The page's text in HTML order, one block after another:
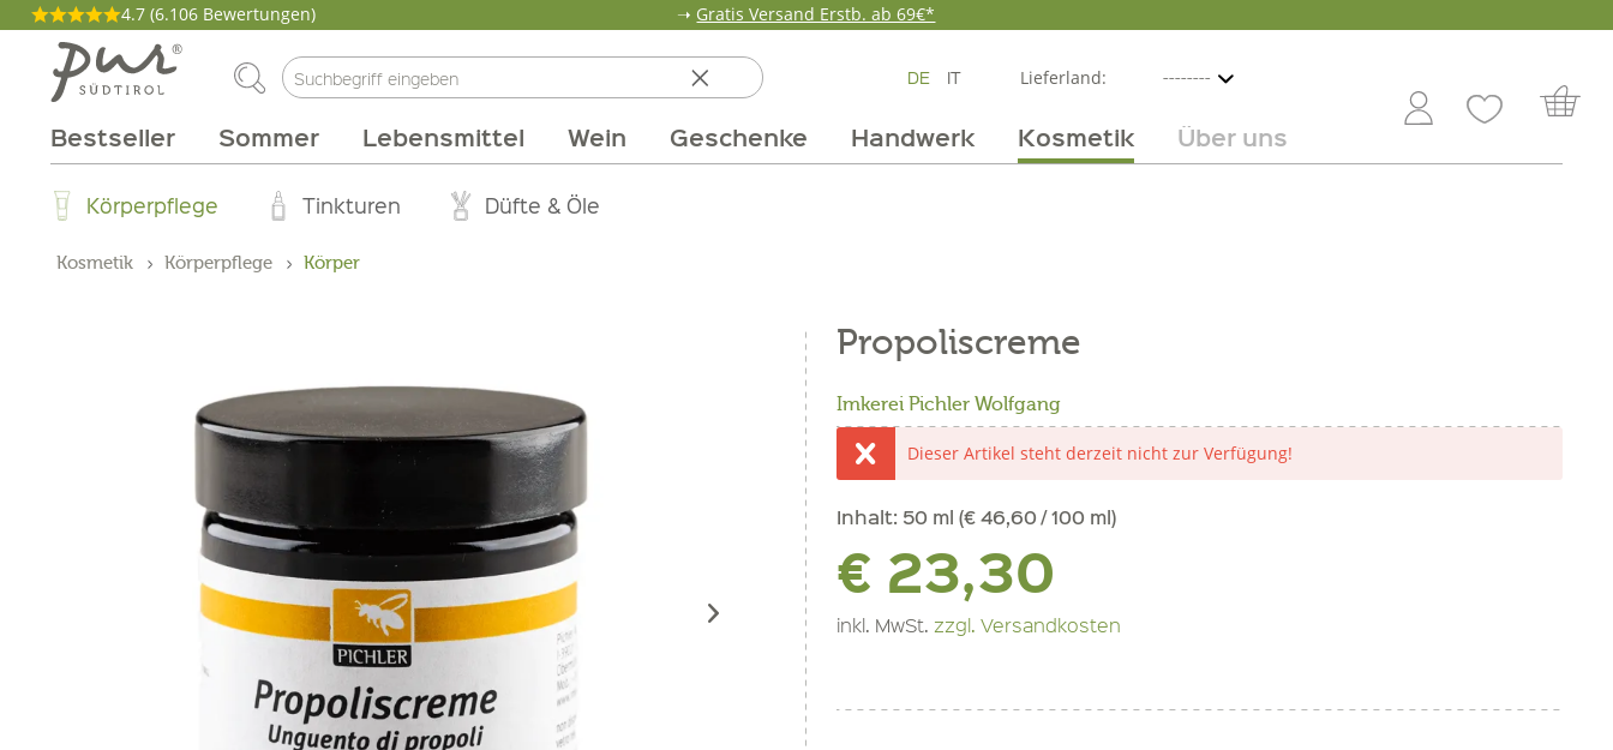
4.7 (6.106 Bewertungen) ➝ Gratis Versand Erstb. ab 69€*
DE IT Lieferland:
Bestseller Sommer Lebensmittel Wein Geschenke Handwerk Kosmetik Über uns
Aperitif Brunch Grillen Erdbeerzeit
Fleisch & Wurst Milchprodukte Getränke
Weinarten Rebsorten Gebiet
Pakete Abo Box Gutscheine
Kochen Wohnen Zirbe
Körperpflege Tinkturen Düfte & Öle
Philosophie Genussmagazin Produzenten
Kosmetik Körperpflege Körper
Propoliscreme
Imkerei Pichler Wolfgang
Dieser Artikel steht derzeit nicht zur Verfügung!
Inhalt: 50 ml (€ 46,60 / 100 ml)
€ 23,30
inkl. MwSt. zzgl. Versandkosten